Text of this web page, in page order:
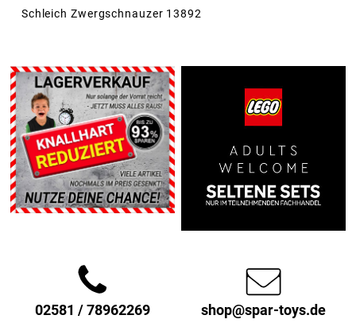
Schleich Zwergschnauzer 13892
02581 / 78962269
shop@spar-toys.de